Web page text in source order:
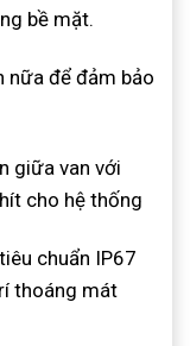
bề mặt.
nữa để đảm bảo
giữa van với
cho hệ thống
chuẩn IP67
thoáng mát